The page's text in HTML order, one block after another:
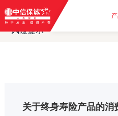
风险提示 关于终身寿险产品
风险提示
关于终身寿险产品的